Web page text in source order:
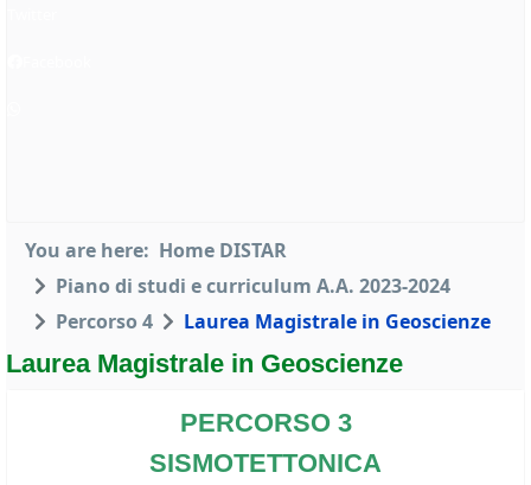
You are here: Home DISTAR
Piano di studi e curriculum A.A. 2023-2024
Percorso 4
Laurea Magistrale in Geoscienze
Laurea Magistrale in Geoscienze
PERCORSO 3
SISMOTETTONICA